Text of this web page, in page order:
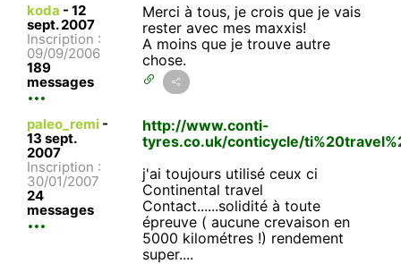
koda - 12
sept. 2007
Inscription :
09/09/2006
189
messages
Merci à tous, je crois que je vais
rester avec mes maxxis!
A moins que je trouve autre
chose.
paleo_remi -
13 sept.
2007
Inscription :
30/01/2007
24
messages
http://www.conti-
tyres.co.uk/conticycle/
j'ai toujours utilisé ceux ci
Continental travel
Contact......solidité à toute
épreuve ( aucune crevaison en
5000 kilométres !) rendement
super....